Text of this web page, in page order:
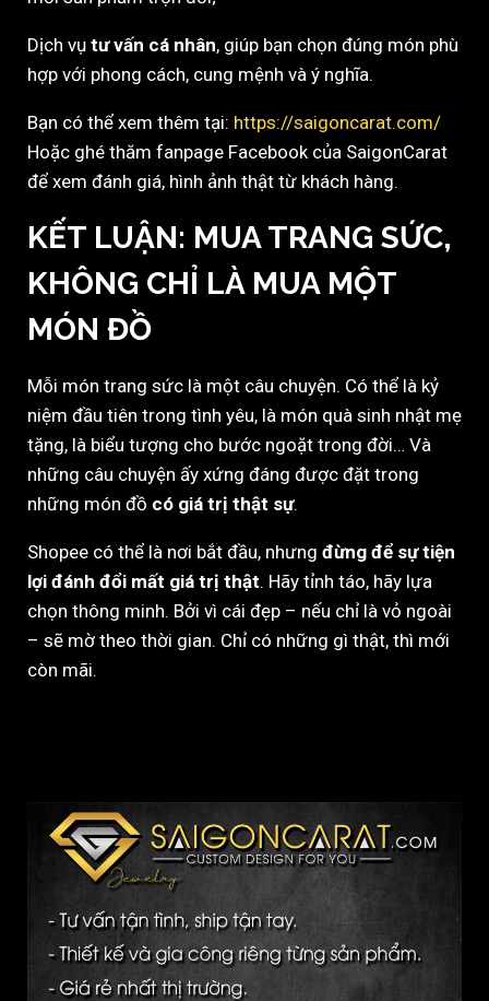
Dịch vụ tư vấn cá nhân, giúp bạn chọn đúng món phù
hợp với phong cách, cung mệnh và ý nghĩa.
Bạn có thể xem thêm tại: https://saigoncarat.com/
Hoặc ghé thăm fanpage Facebook của SaigonCarat
để xem đánh giá, hình ảnh thật từ khách hàng.
KẾT LUẬN: MUA TRANG SỨC,
KHÔNG CHỈ LÀ MUA MỘT
MÓN ĐỒ
Mỗi món trang sức là một câu chuyện. Có thể là kỷ
niệm đầu tiên trong tình yêu, là món quà sinh nhật mẹ
tặng, là biểu tượng cho bước ngoặt trong đời… Và
những câu chuyện ấy xứng đáng được đặt trong
những món đồ có giá trị thật sự.
Shopee có thể là nơi bắt đầu, nhưng đừng để sự tiện
lợi đánh đổi mất giá trị thật. Hãy tỉnh táo, hãy lựa
chọn thông minh. Bởi vì cái đẹp – nếu chỉ là vỏ ngoài
– sẽ mờ theo thời gian. Chỉ có những gì thật, thì mới
còn mãi.